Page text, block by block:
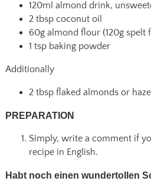
120ml almond drink,
2 tbsp coconut oil
60g almond flour (120g
1 tsp baking powder
Additionally
2 tbsp flaked almonds or
PREPARATION
Simply, write a comment if
recipe in English.
Habt noch einen wundertollen